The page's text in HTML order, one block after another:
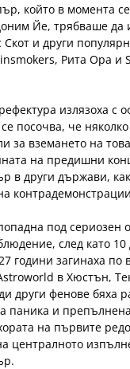
който в момента
Йе, трябваше да
Скот и други
Рита Ора и
излязоха с
посочва, че
за вземането на
на предишни
в други държави,
под сериозен
след като
години загинаха по
в Хюстън,
други фенове бяха
паника и
на първите
централното